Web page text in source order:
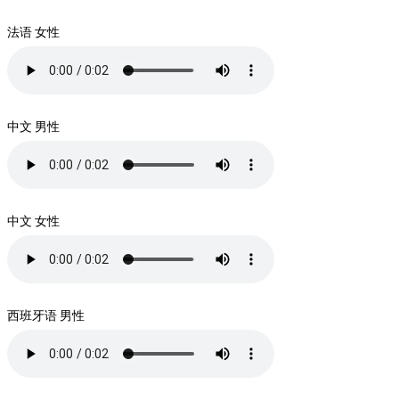
法语 女性
中文 男性
中文 女性
西班牙语 男性